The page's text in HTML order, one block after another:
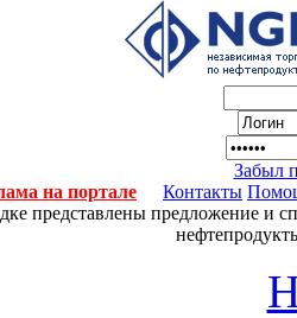
Забыл
на портале
Контакты
представлены предложение и